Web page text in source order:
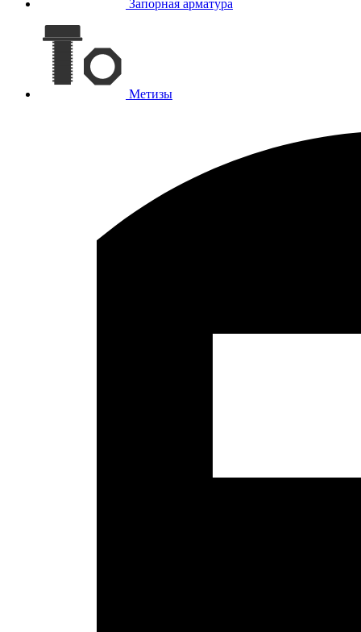
Запорная арматура
Метизы